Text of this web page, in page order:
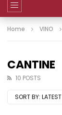
Home VINO
CANTINE
10 POSTS
SORT BY: LATEST